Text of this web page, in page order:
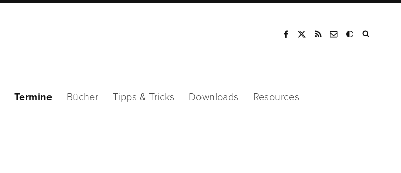
Termine Bücher Tipps & Tricks Downloads Resources